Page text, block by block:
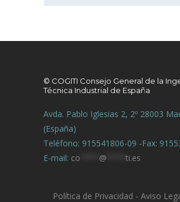
© COGITI Consejo General de la
Técnica Industrial de España
Avda. Pablo Iglesias 2, 2º 28003
(España)
Teléfono: 915541806-09 -Fax:
E-mail: co @ ti.es
Política de Privacidad - Aviso